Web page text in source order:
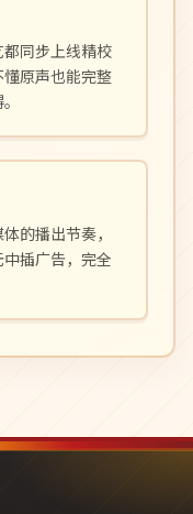
同步上线精校
原声也能完整
的播出节奏，
插广告，完全